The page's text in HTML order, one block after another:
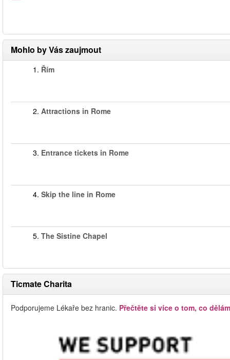
Mohlo by Vás zaujmout
1. Řím
2. Attractions in Rome
3. Entrance tickets in Rome
4. Skip the line in Rome
5. The Sistine Chapel
Ticmate Charita
Podporujeme Lékaře bez hranic. Přečtěte si více o tom, co